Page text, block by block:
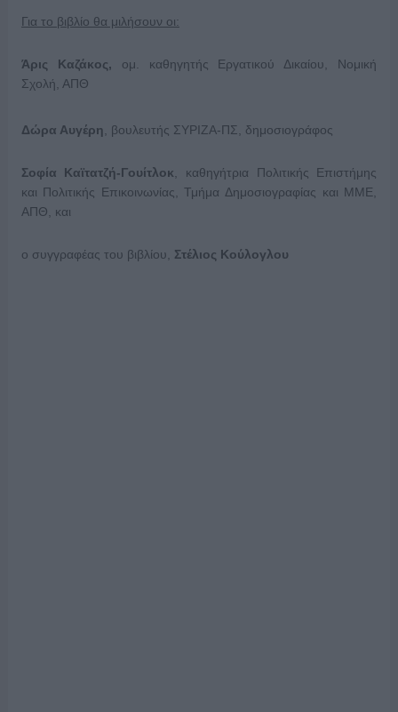
Για το βιβλίο θα μιλήσουν οι:
Άρις Καζάκος, ομ. καθηγητής Εργατικού Δικαίου, Νομική
Σχολή, ΑΠΘ
Δώρα Αυγέρη , βουλευτής ΣΥΡΙΖΑ-ΠΣ, δημοσιογράφος
Σοφία Καϊτατζή-Γουίτλοκ , καθηγήτρια Πολιτικής Επιστήμης
και Πολιτικής Επικοινωνίας, Τμήμα Δημοσιογραφίας και ΜΜΕ,
ΑΠΘ, και
ο συγγραφέας του βιβλίου, Στέλιος Κούλογλου